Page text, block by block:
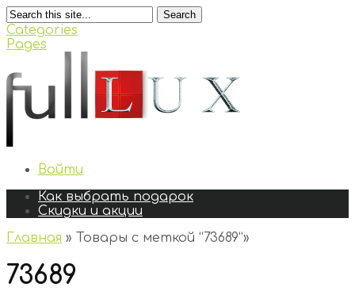
Search
Categories
Pages
Войти
Как выбрать подарок
Скидки и акции
Главная » Товары с меткой “73689”»
73689